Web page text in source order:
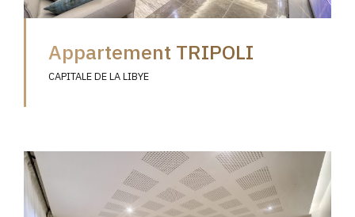
Appartement TRIPOLI
CAPITALE DE LA LIBYE